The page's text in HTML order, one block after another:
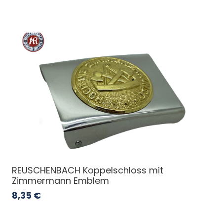
REUSCHENBACH Koppelschloss mit
Zimmermann Emblem
8,35 €